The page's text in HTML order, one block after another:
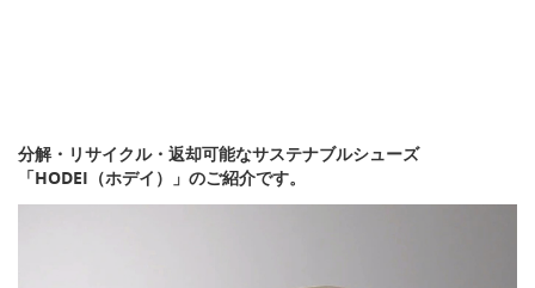
分解・リサイクル・返却可能なサステナブルシューズ
「HODEI（ホデイ）」のご紹介です。